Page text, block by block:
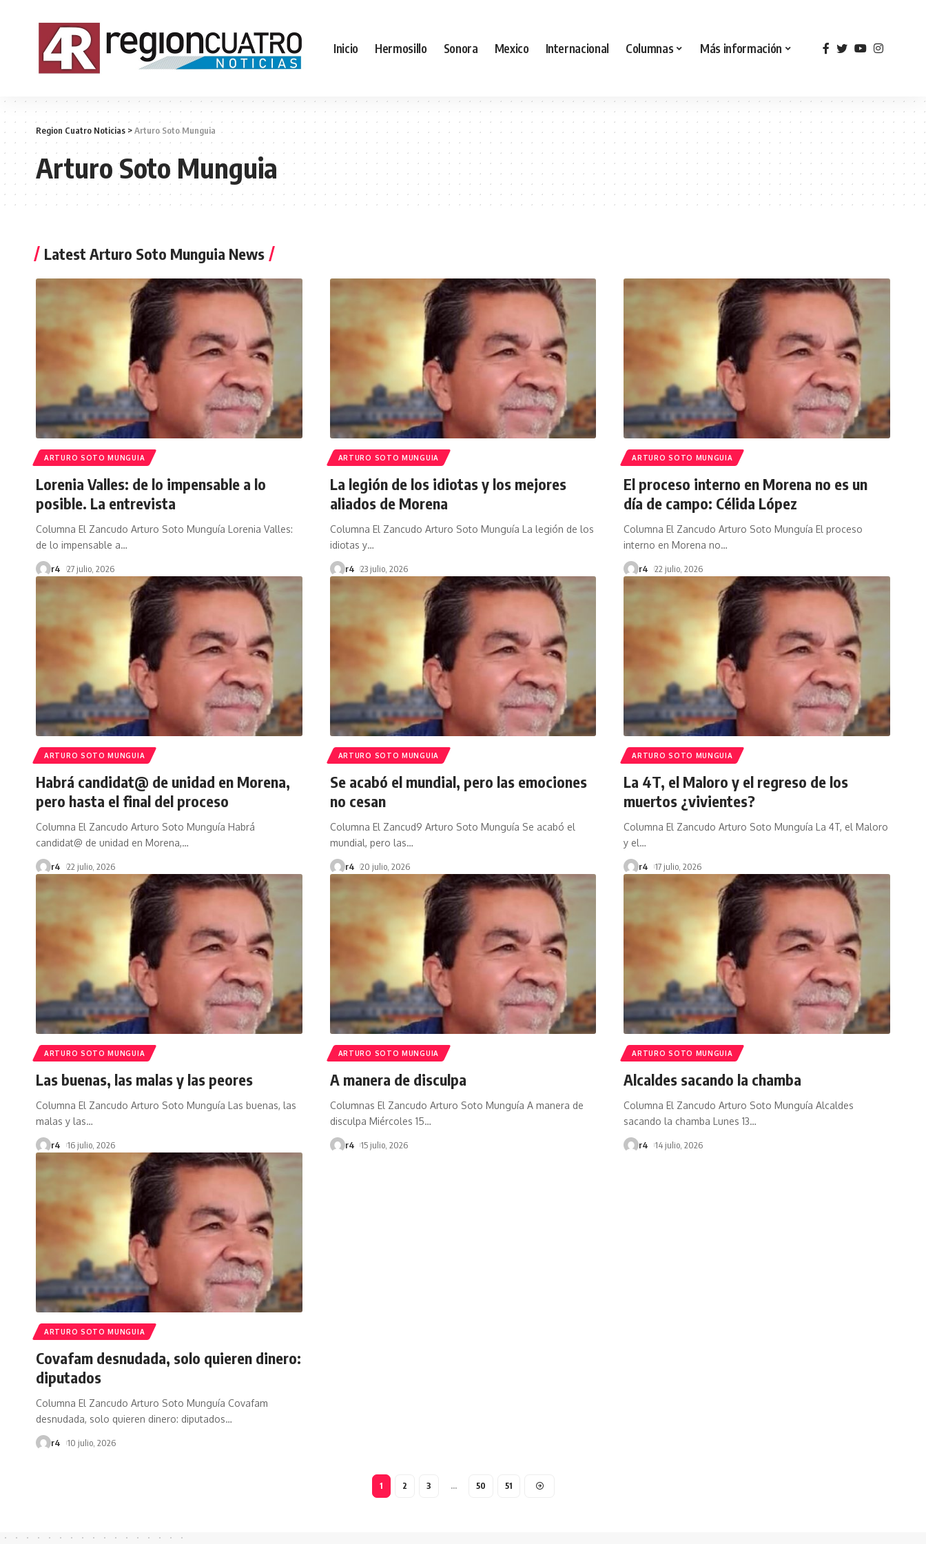
Inicio Hermosillo Sonora Mexico Internacional Columnas Más información
Region Cuatro Noticias >Arturo Soto Munguia
Arturo Soto Munguia
Latest Arturo Soto Munguia News
ARTURO SOTO MUNGUIA
Lorenia Valles: de lo impensable a lo
posible. La entrevista
Columna El Zancudo Arturo Soto Munguía Lorenia Valles:
de lo impensable a…
r4 27 julio, 2026
ARTURO SOTO MUNGUIA
La legión de los idiotas y los mejores
aliados de Morena
Columna El Zancudo Arturo Soto Munguía La legión de los
idiotas y…
r4 23 julio, 2026
ARTURO SOTO MUNGUIA
El proceso interno en Morena no es un
día de campo: Célida López
Columna El Zancudo Arturo Soto Munguía El proceso
interno en Morena no…
r4 22 julio, 2026
ARTURO SOTO MUNGUIA
Habrá candidat@ de unidad en Morena,
pero hasta el final del proceso
Columna El Zancudo Arturo Soto Munguía Habrá
candidat@ de unidad en Morena,…
r4 22 julio, 2026
ARTURO SOTO MUNGUIA
Se acabó el mundial, pero las emociones
no cesan
Columna El Zancud9 Arturo Soto Munguía Se acabó el
mundial, pero las…
r4 20 julio, 2026
ARTURO SOTO MUNGUIA
La 4T, el Maloro y el regreso de los
muertos ¿vivientes?
Columna El Zancudo Arturo Soto Munguía La 4T, el Maloro
y el…
r4 17 julio, 2026
ARTURO SOTO MUNGUIA
Las buenas, las malas y las peores
Columna El Zancudo Arturo Soto Munguía Las buenas, las
malas y las…
r4 16 julio, 2026
ARTURO SOTO MUNGUIA
A manera de disculpa
Columnas El Zancudo Arturo Soto Munguía A manera de
disculpa Miércoles 15…
r4 15 julio, 2026
ARTURO SOTO MUNGUIA
Alcaldes sacando la chamba
Columna El Zancudo Arturo Soto Munguía Alcaldes
sacando la chamba Lunes 13…
r4 14 julio, 2026
ARTURO SOTO MUNGUIA
Covafam desnudada, solo quieren dinero:
diputados
Columna El Zancudo Arturo Soto Munguía Covafam
desnudada, solo quieren dinero: diputados…
r4 10 julio, 2026
1 2 3 … 50 51